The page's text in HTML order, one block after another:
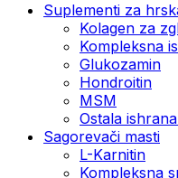
Suplementi za
Kolagen za
Kompleksna
Glukozamin
Hondroitin
MSM
Ostala
Sagorevači masti
L-Karnitin
Kompleksna